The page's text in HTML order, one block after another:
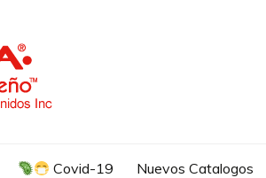
Covid-19 Nuevos Catalogos